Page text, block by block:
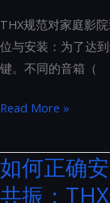
源
的
六
曲：
电
源
THX规范对家庭影
位与安装：为了达
键。不同的音箱（
THX
范
对
家
Read More »
如何正确
共振：